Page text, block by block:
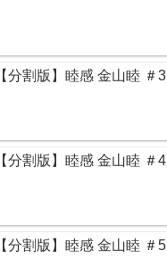
【分割版】睦感 金山睦 ＃3
【分割版】睦感 金山睦 ＃4
【分割版】睦感 金山睦 ＃5